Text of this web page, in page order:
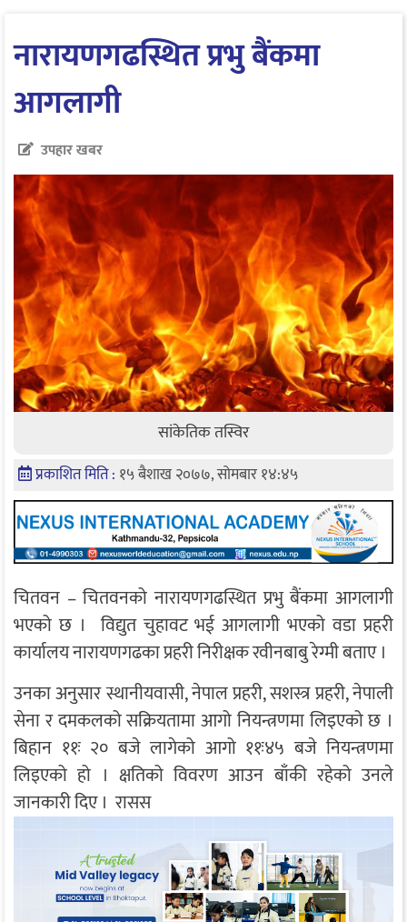
नारायणगढस्थित प्रभु बैंकमा
आगलागी
उपहार खबर
सांकेतिक तस्विर
प्रकाशित मिति : १५ बैशाख २०७७, सोमबार १४:४५
चितवन – चितवनको नारायणगढस्थित प्रभु बैंकमा आगलागी
भएको छ । विद्युत चुहावट भई आगलागी भएको वडा प्रहरी
कार्यालय नारायणगढका प्रहरी निरीक्षक रवीनबाबु रेग्मी बताए ।
उनका अनुसार स्थानीयवासी, नेपाल प्रहरी, सशस्त्र प्रहरी, नेपाली
सेना र दमकलको सक्रियतामा आगो नियन्त्रणमा लिइएको छ ।
बिहान ११ः २० बजे लागेको आगो ११ः४५ बजे नियन्त्रणमा
लिइएको हो । क्षतिको विवरण आउन बाँकी रहेको उनले
जानकारी दिए । रासस